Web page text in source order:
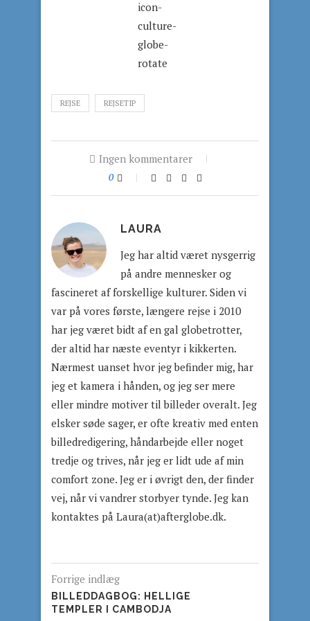
REJSE REJSETIP
Ingen kommentarer
0
LAURA
Jeg har altid været nysgerrig
på andre mennesker og
fascineret af forskellige kulturer. Siden vi
var på vores første, længere rejse i 2010
har jeg været bidt af en gal globetrotter,
der altid har næste eventyr i kikkerten.
Nærmest uanset hvor jeg befinder mig, har
jeg et kamera i hånden, og jeg ser mere
eller mindre motiver til billeder overalt. Jeg
elsker søde sager, er ofte kreativ med enten
billedredigering, håndarbejde eller noget
tredje og trives, når jeg er lidt ude af min
comfort zone. Jeg er i øvrigt den, der finder
vej, når vi vandrer storbyer tynde. Jeg kan
kontaktes på Laura(at)afterglobe.dk.
Forrige indlæg
BILLEDDAGBOG: HELLIGE
TEMPLER I CAMBODJA